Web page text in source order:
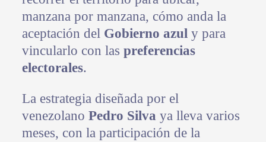
manzana por manzana, cómo anda la
aceptación del Gobierno azuly para
vincularlo con las preferencias
electorales.
La estrategia diseñada por el
venezolano Pedro Silva ya lleva varios
meses, con la participación de la